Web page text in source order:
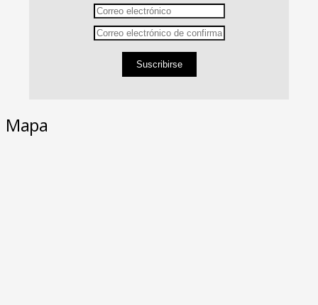
Suscribirse
Mapa